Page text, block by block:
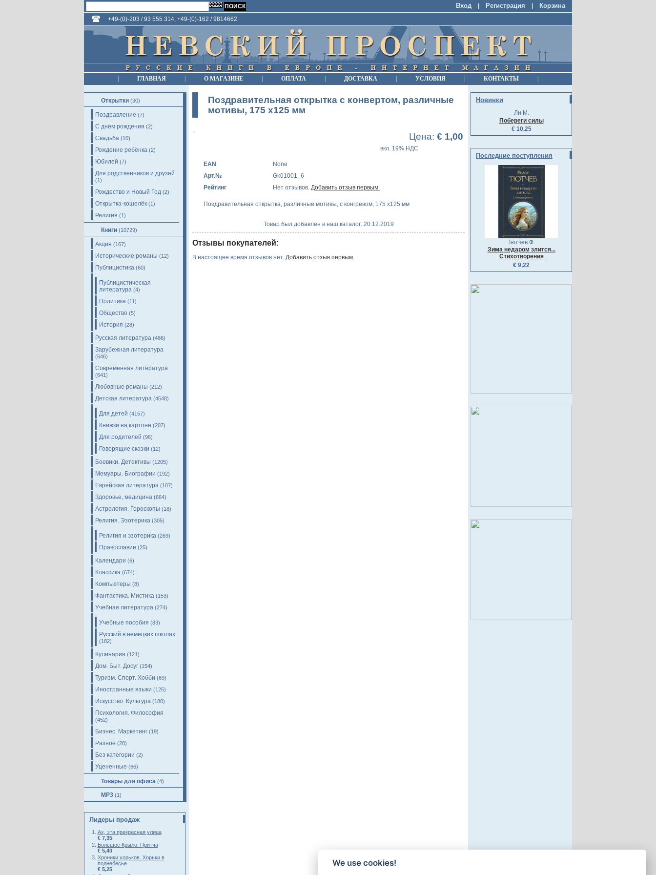
Вход Регистрация Корзина
+49-(0)-203 / 93 555 314, +49-(0)-162 / 9814662
ГЛАВНАЯ О МАГАЗИНЕ ОПЛАТА ДОСТАВКА УСЛОВИЯ КОНТАКТЫ
Открытки (30)
Поздравление (7)
С днём рождения (2)
Свадьба (10)
Рождение ребёнка (2)
Юбилей (7)
Для родственников и друзей
(1)
Рождество и Новый Год (2)
Открытка-кошелёк (1)
Религия (1)
Книги (10729)
Акция (167)
Исторические романы (12)
Публицистика (60)
Публицистическая
литература (4)
Политика (11)
Общество (5)
История (28)
Русская литература (466)
Зарубежная литература
(646)
Современная литература
(641)
Любовные романы (212)
Детская литература (4548)
Для детей (4157)
Книжки на картоне (207)
Для родителей (96)
Говорящие сказки (12)
Боевики. Детективы (1205)
Мемуары. Биографии (192)
Еврейская литература (107)
Здоровье, медицина (664)
Астрология. Гороскопы (18)
Религия. Эзотерика (305)
Религия и эзотерика (269)
Православие (25)
Календари (6)
Классика (674)
Компьютеры (8)
Фантастика. Мистика (153)
Учебная литература (274)
Учебные пособия (83)
Русский в немецких школах
(182)
Кулинария (121)
Дом. Быт. Досуг (154)
Туризм. Спорт. Хобби (69)
Иностранные языки (125)
Искусство. Культура (180)
Психология. Философия
(452)
Бизнес. Маркетинг (19)
Разное (28)
Без категории (2)
Уцененные (66)
Товары для офиса (4)
MP3 (1)
Лидеры продаж
Ах, эта прекрасная улица
€ 7,35
Большое Крыло: Притча
€ 5,40
Хроники хорьков. Хорьки в
поднебесье
€ 5,25
Поздравительная открытка с конвертом, различные
мотивы, 175 х125 мм
Цена: € 1,00
вкл. 19% НДС
EAN
None
Арт.№
Gk01001_6
Рейтинг
Нет отзывов. Добавить отзыв первым.
Поздравительная открытка, различные мотивы, с конгревом, 175 х125 мм
Товар был добавлен в наш каталог: 20.12.2019
Отзывы покупателей:
В настоящее время отзывов нет. Добавить отзыв первым.
Новинки
Ли М.
Побереги силы
€ 10,25
Последние поступления
Тютчев Ф.
Зима недаром злится...
Стихотворения
€ 9,22
We use cookies!